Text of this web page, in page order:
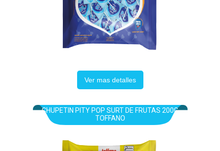
Ver mas detalles
CHUPETIN PITY POP SURT DE FRUTAS 200G
TOFFANO